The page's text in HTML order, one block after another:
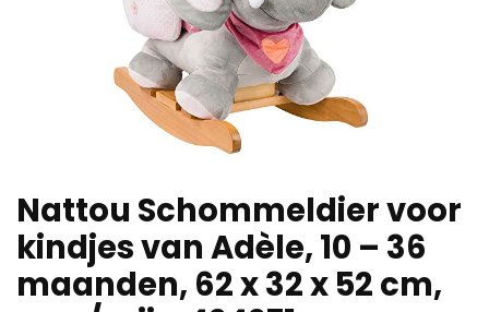
Nattou Schommeldier voor
kindjes van Adèle, 10 – 36
maanden, 62 x 32 x 52 cm,